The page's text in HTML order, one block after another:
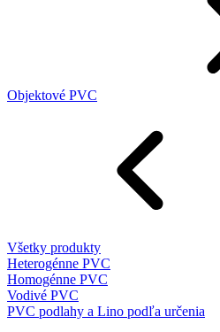
Objektové PVC
Všetky produkty
Heterogénne PVC
Homogénne PVC
Vodivé PVC
PVC podlahy a Lino podľa určenia